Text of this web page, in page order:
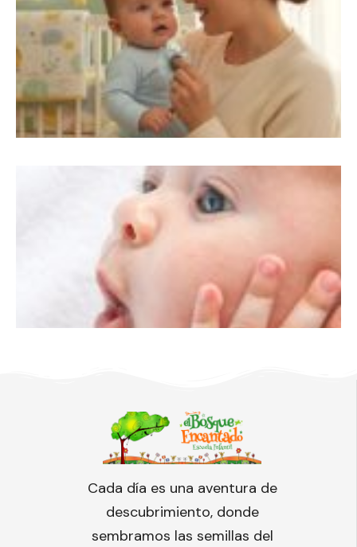
Cada día es una aventura de
descubrimiento, donde
sembramos las semillas del